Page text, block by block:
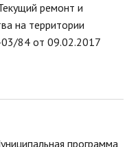
ремонт и
на территории
84 от 09.02.2017
программа